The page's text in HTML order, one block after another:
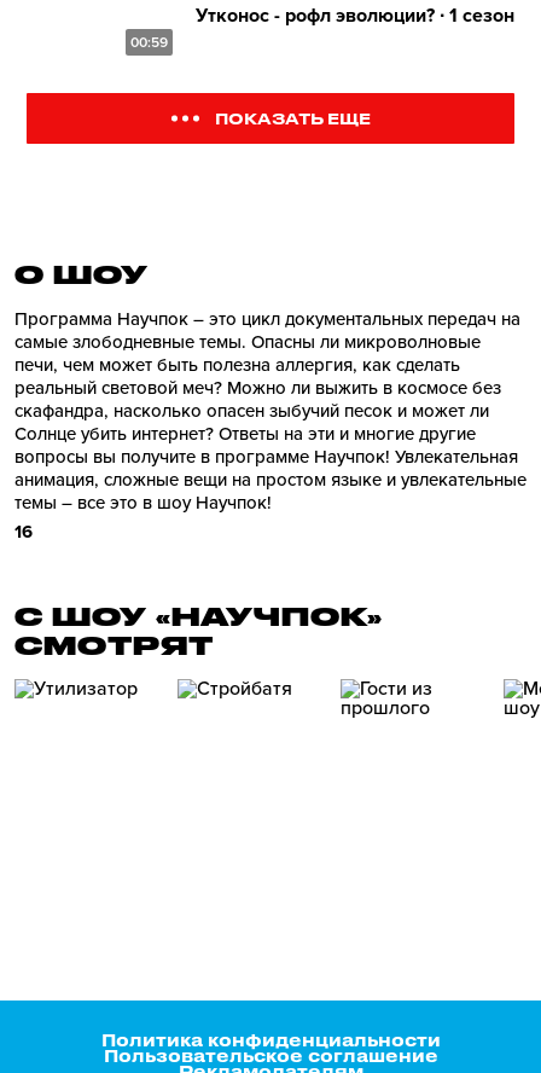
00:59
Утконос - рофл эволюции? ∙ 1 сезон
ПОКАЗАТЬ ЕЩЕ
О ШОУ
Программа Научпок – это цикл документальных передач на
самые злободневные темы. Опасны ли микроволновые
печи, чем может быть полезна аллергия, как сделать
реальный световой меч? Можно ли выжить в космосе без
скафандра, насколько опасен зыбучий песок и может ли
Солнце убить интернет? Ответы на эти и многие другие
вопросы вы получите в программе Научпок! Увлекательная
анимация, сложные вещи на простом языке и увлекательные
темы – все это в шоу Научпок!
16
С ШОУ «НАУЧПОК»
СМОТРЯТ
Политика конфиденциальности
Пользовательское соглашение